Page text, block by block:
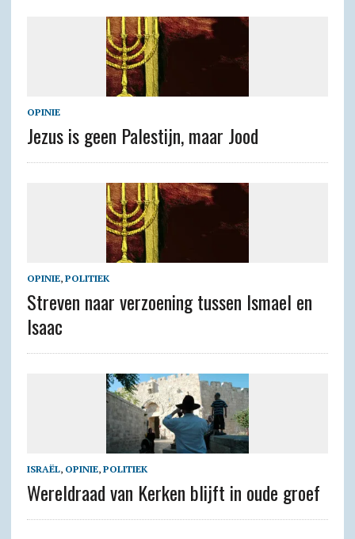
OPINIE
Jezus is geen Palestijn, maar Jood
OPINIE, POLITIEK
Streven naar verzoening tussen Ismael en
Isaac
ISRAËL, OPINIE, POLITIEK
Wereldraad van Kerken blijft in oude groef